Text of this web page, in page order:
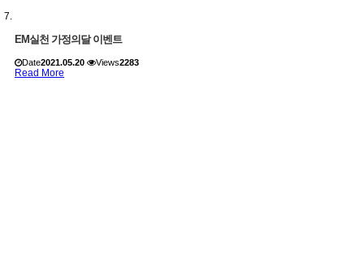
EM실천 가정의달 이벤트
Date2021.05.20 Views2283
Read More